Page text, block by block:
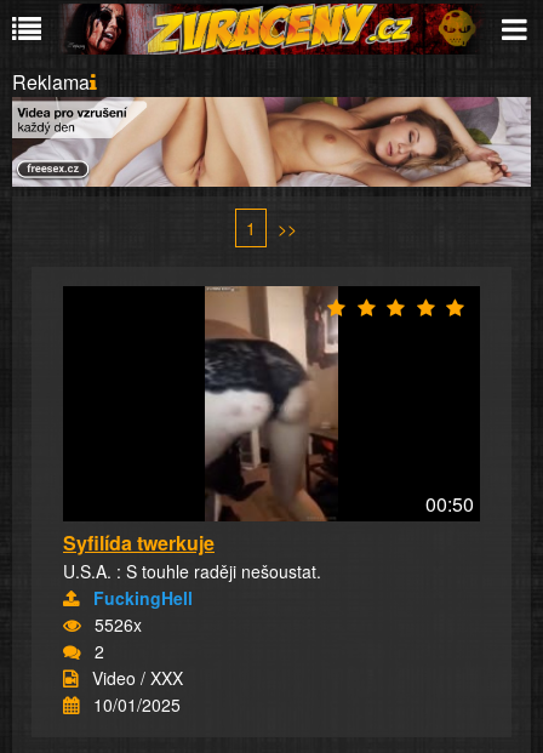
Reklama
1 >>
00:50
Syfilída twerkuje
U.S.A. : S touhle raději nešoustat.
FuckingHell
5526x
2
Video / XXX
10/01/2025